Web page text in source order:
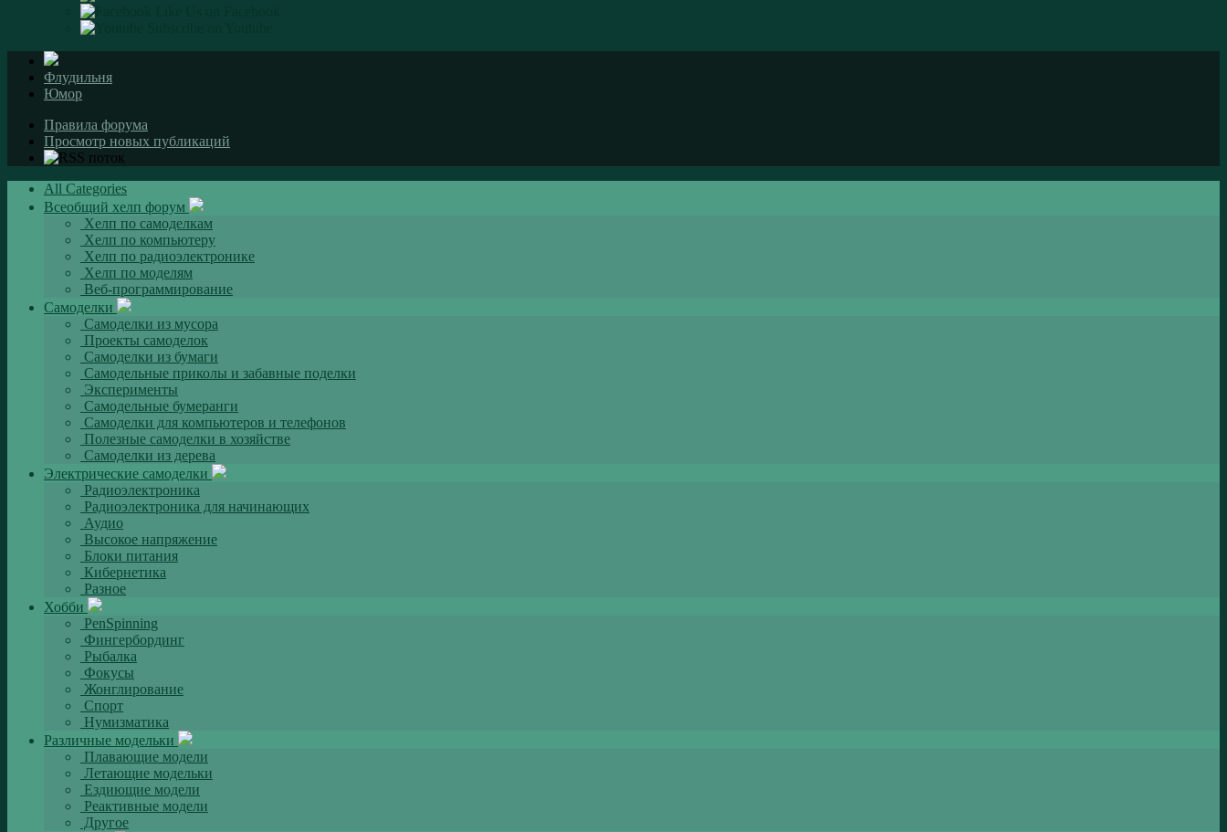
Флудильня
Юмор
Правила форума
Просмотр новых публикаций
All Categories
Всеобщий хелп форум
Хелп по самоделкам
Хелп по компьютеру
Хелп по радиоэлектронике
Хелп по моделям
Веб-программирование
Самоделки
Самоделки из мусора
Проекты самоделок
Самоделки из бумаги
Самодельные приколы и забавные поделки
Эксперименты
Самодельные бумеранги
Самоделки для компьютеров и телефонов
Полезные самоделки в хозяйстве
Самоделки из дерева
Электрические самоделки
Радиоэлектроника
Радиоэлектроника для начинающих
Аудио
Высокое напряжение
Блоки питания
Кибернетика
Разное
Хобби
PenSpinning
Фингербординг
Рыбалка
Фокусы
Жонглирование
Спорт
Нумизматика
Различные модельки
Плавающие модели
Летающие модельки
Ездиющие модели
Реактивные модели
Другое